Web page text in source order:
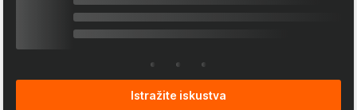
Istražite iskustva